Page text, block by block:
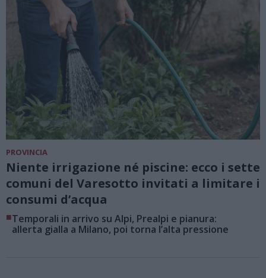
PROVINCIA
Niente irrigazione né piscine: ecco i sette
comuni del Varesotto invitati a limitare i
consumi d’acqua
■Temporali in arrivo su Alpi, Prealpi e pianura:
allerta gialla a Milano, poi torna l’alta pressione